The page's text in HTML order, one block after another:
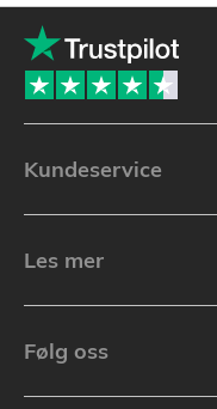
Kundeservice
Les mer
Følg oss